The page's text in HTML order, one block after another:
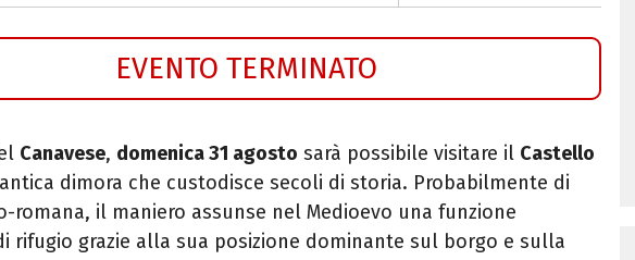
EVENTO TERMINATO
Canavese, domenica 31 agosto sarà possibile visitare il Castello
dimora che custodisce secoli di storia. Probabilmente di
romana, il maniero assunse nel Medioevo una funzione
rifugio grazie alla sua posizione dominante sul borgo e sulla